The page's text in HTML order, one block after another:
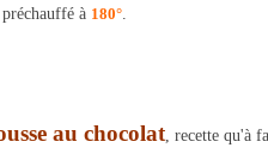
à 180°.
au chocolat, recette qu'à